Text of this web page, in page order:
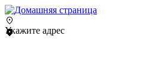
Укажите адрес